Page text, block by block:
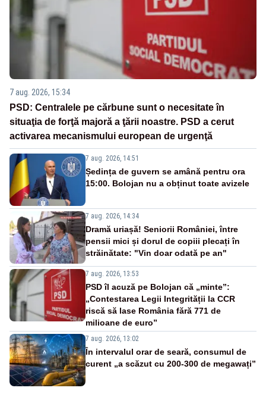
7 aug. 2026, 15:34
PSD: Centralele pe cărbune sunt o necesitate în
situaţia de forţă majoră a ţării noastre. PSD a cerut
activarea mecanismului european de urgenţă
7 aug. 2026, 14:51
Ședința de guvern se amână pentru ora
15:00. Bolojan nu a obținut toate avizele
7 aug. 2026, 14:34
Dramă uriașă! Seniorii României, între
pensii mici și dorul de copiii plecați în
străinătate: "Vin doar odată pe an"
7 aug. 2026, 13:53
PSD îl acuză pe Bolojan că „minte”:
„Contestarea Legii Integrității la CCR
riscă să lase România fără 771 de
milioane de euro”
7 aug. 2026, 13:02
În intervalul orar de seară, consumul de
curent „a scăzut cu 200-300 de megawați”